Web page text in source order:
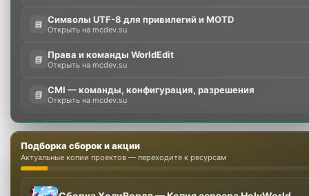
📘 Символы UTF-8 для привилегий и MOTD
Открыть на mcdev.su
📘 Права и команды WorldEdit
Открыть на mcdev.su
📘 CMI — команды, конфигурация, разрешения
Открыть на mcdev.su
Подборка сборок и акции
Актуальные копии проектов — переходите к ресурсам